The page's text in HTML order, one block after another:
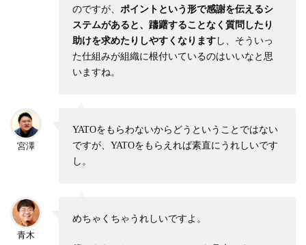
のですが、 ポイントという形で感謝を伝えるシ
ステムがあると、躊躇することなく質問したり
助けを求めたりしやすくなります し、そういっ
た仕組みが組織に根付いているのはいいなと思
いますね。
宮澤
YATOをもらわないからどうということではない
ですが、YATOをもらえれば素直にうれしいです
し。
青木
めちゃくちゃうれしいですよ。